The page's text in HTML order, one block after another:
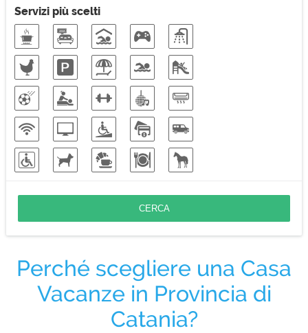
Rustico
Soggiorni di lavoro
Vacanze sulla neve
Vacanze eco-friendly
Servizi più scelti
Perché scegliere una Casa
Vacanze in Provincia di
Catania?